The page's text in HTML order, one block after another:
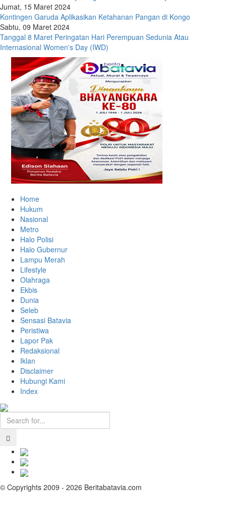
Jumat, 15 Maret 2024
Kontingen Garuda Aplikasikan Ketahanan Pangan di Kongo
Sabtu, 09 Maret 2024
Tanggal 8 Maret Peringatan Hari Perempuan Sedunia Atau
Internasional Women's Day (IWD)
Home
Hukum
Nasional
Metro
Halo Polisi
Halo Gubernur
Lampu Merah
Lifestyle
Olahraga
Ekbis
Dunia
Seleb
Sensasi Batavia
Peristiwa
Lapor Pak
Redaksional
Iklan
Disclaimer
Hubungi Kami
Index
© Copyrights 2009 - 2026 Beritabatavia.com